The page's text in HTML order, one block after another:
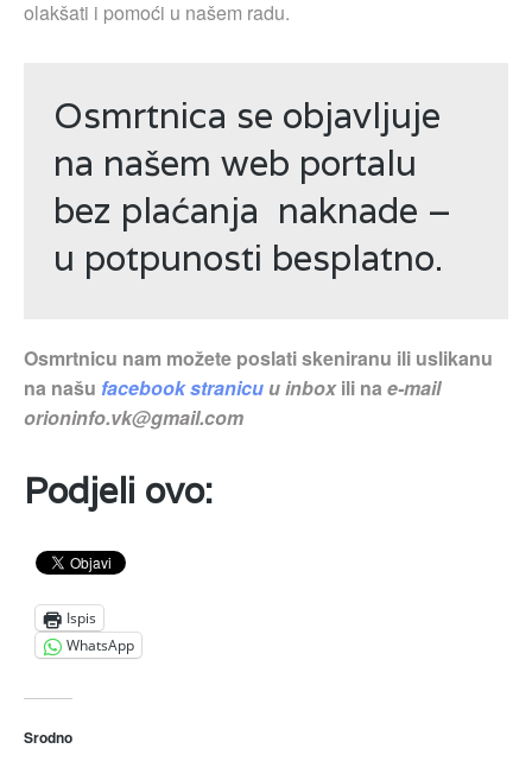
olakšati i pomoći u našem radu.
Osmrtnica se objavljuje
na našem web portalu
bez plaćanja naknade –
u potpunosti besplatno.
Osmrtnicu nam možete poslati skeniranu ili uslikanu
na našu facebook stranicu u inboxili nae-mail
orioninfo.vk@gmail.com
Podjeli ovo:
Ispis
WhatsApp
Srodno